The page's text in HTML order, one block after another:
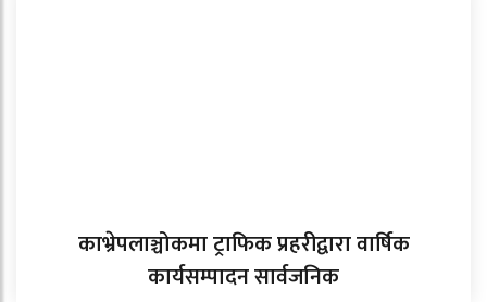
काभ्रेपलाञ्चोकमा ट्राफिक प्रहरीद्वारा वार्षिक
कार्यसम्पादन सार्वजनिक